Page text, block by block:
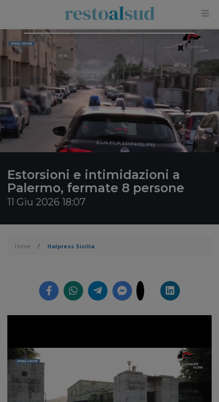
Estorsioni e intimidazioni a
Palermo, fermate 8 persone
11 Giu 2026 18:07
Home / Italpress Sicilia
×